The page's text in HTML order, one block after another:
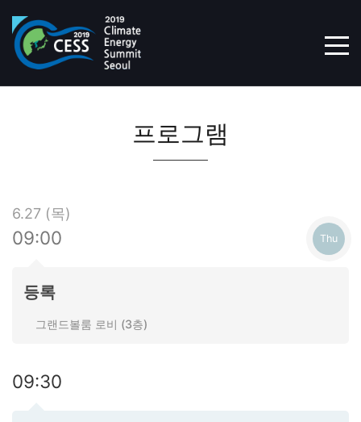
content
프로그램
6.27 (목)
09:00
등록
그랜드볼룸 로비 (3층)
09:30